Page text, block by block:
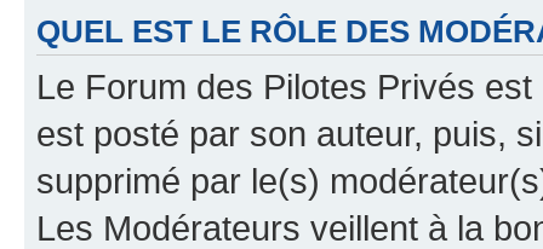
QUEL EST LE RÔLE DES
Le Forum des Pilotes Privés
est posté par son auteur, puis,
supprimé par le(s)
Les Modérateurs veillent à la